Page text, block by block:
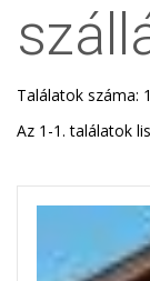
Találatok száma: 1
Az 1-1. találatok